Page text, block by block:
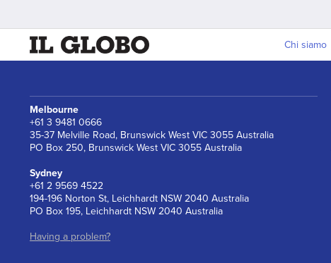
Chi siamo
Melbourne
+61 3 9481 0666
35-37 Melville Road, Brunswick West VIC 3055 Australia
PO Box 250, Brunswick West VIC 3055 Australia
Sydney
+61 2 9569 4522
194-196 Norton St, Leichhardt NSW 2040 Australia
PO Box 195, Leichhardt NSW 2040 Australia
Having a problem?